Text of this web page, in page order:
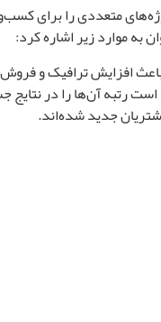
متعددی را برای
به موارد زیر اشاره کرد: